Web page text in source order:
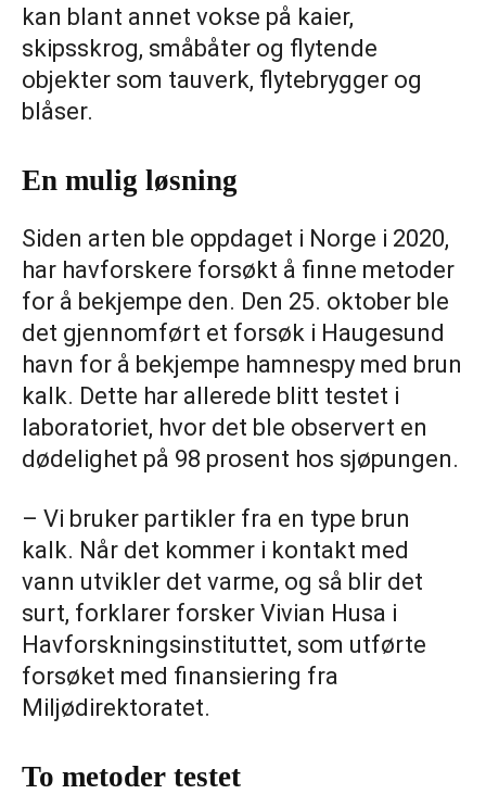
kan blant annet vokse på kaier,
skipsskrog, småbåter og flytende
objekter som tauverk, flytebrygger og
blåser.
En mulig løsning
Siden arten ble oppdaget i Norge i 2020,
har havforskere forsøkt å finne metoder
for å bekjempe den. Den 25. oktober ble
det gjennomført et forsøk i Haugesund
havn for å bekjempe hamnespy med brun
kalk. Dette har allerede blitt testet i
laboratoriet, hvor det ble observert en
dødelighet på 98 prosent hos sjøpungen.
– Vi bruker partikler fra en type brun
kalk. Når det kommer i kontakt med
vann utvikler det varme, og så blir det
surt, forklarer forsker Vivian Husa i
Havforskningsinstituttet, som utførte
forsøket med finansiering fra
Miljødirektoratet.
To metoder testet